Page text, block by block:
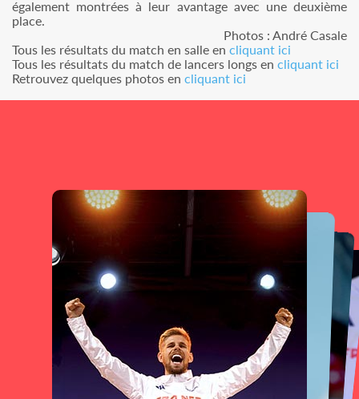
également montrées à leur avantage avec une deuxième
place.
Photos : André Casale
Tous les résultats du match en salle en cliquant ici
Tous les résultats du match de lancers longs en cliquant ici
Retrouvez quelques photos en cliquant ici